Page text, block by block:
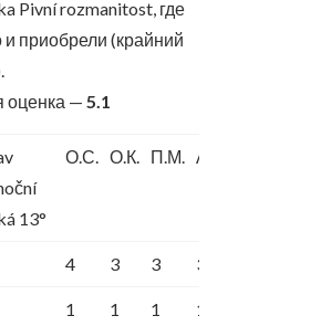
Pivní rozmanitost, где
и приобрели (крайний
— 5.1
13°
О.С. О.К. П.М. А.Ш.
4 3 3 3
1 1 1 1